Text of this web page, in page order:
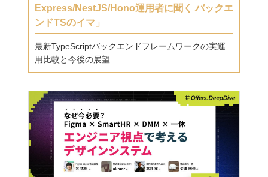
Express/NestJS/Hono運用者に聞く バックエ
ンドTSのイマ」
最新TypeScriptバックエンドフレームワークの実運
用比較と今後の展望